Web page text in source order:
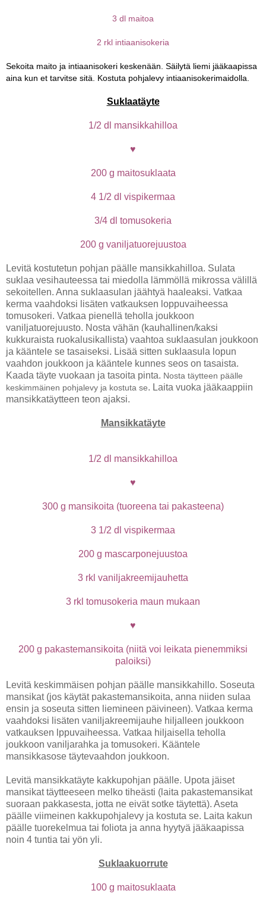
3 dl maitoa
2 rkl intiaanisokeria
Sekoita maito ja intiaanisokeri keskenään. Säilytä liemi jääkaapissa
aina kun et tarvitse sitä. Kostuta pohjalevy intiaanisokerimaidolla.
Suklaatäyte
1/2 dl mansikkahilloa
♥
200 g maitosuklaata
4 1/2 dl vispikermaa
3/4 dl tomusokeria
200 g vaniljatuorejuustoa
Levitä kostutetun pohjan päälle mansikkahilloa. Sulata
suklaa vesihauteessa tai miedolla lämmöllä mikrossa välillä
sekoitellen. Anna suklaasulan jäähtyä haaleaksi. Vatkaa
kerma vaahdoksi lisäten vatkauksen loppuvaiheessa
tomusokeri. Vatkaa pienellä teholla joukkoon
vaniljatuorejuusto. Nosta vähän (kauhallinen/kaksi
kukkuraista ruokalusikallista) vaahtoa suklaasulan joukkoon
ja kääntele se tasaiseksi. Lisää sitten suklaasula lopun
vaahdon joukkoon ja kääntele kunnes seos on tasaista.
Kaada täyte vuokaan ja tasoita pinta. Nosta täytteen päälle
keskimmäinen pohjalevy ja kostuta se. Laita vuoka jääkaappiin
mansikkatäytteen teon ajaksi.
Mansikkatäyte
1/2 dl mansikkahilloa
♥
300 g mansikoita (tuoreena tai pakasteena)
3 1/2 dl vispikermaa
200 g mascarponejuustoa
3 rkl vaniljakreemijauhetta
3 rkl tomusokeria maun mukaan
♥
200 g pakastemansikoita (niitä voi leikata pienemmiksi
paloiksi)
Levitä keskimmäisen pohjan päälle mansikkahillo. Soseuta
mansikat (jos käytät pakastemansikoita, anna niiden sulaa
ensin ja soseuta sitten liemineen päivineen). Vatkaa kerma
vaahdoksi lisäten vaniljakreemijauhe hiljalleen joukkoon
vatkauksen lppuvaiheessa. Vatkaa hiljaisella teholla
joukkoon vaniljarahka ja tomusokeri. Kääntele
mansikkasose täytevaahdon joukkoon.
Levitä mansikkatäyte kakkupohjan päälle. Upota jäiset
mansikat täytteeseen melko tiheästi (laita pakastemansikat
suoraan pakkasesta, jotta ne eivät sotke täytettä). Aseta
päälle viimeinen kakkupohjalevy ja kostuta se. Laita kakun
päälle tuorekelmua tai foliota ja anna hyytyä jääkaapissa
noin 4 tuntia tai yön yli.
Suklaakuorrute
100 g maitosuklaata